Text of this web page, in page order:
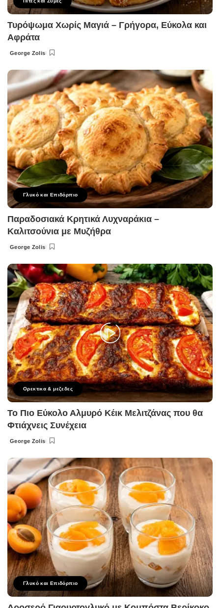
Τυρόψωμα Χωρίς Μαγιά – Γρήγορα, Εύκολα και
Αφράτα
Posted
George Zolis
Γλυκό και Επιδόρπιο
Παραδοσιακά Κρητικά Λυχναράκια –
Καλιτσούνια με Μυζήθρα
Posted
George Zolis
Ορεκτικα & μεζεδες
Το Πιο Εύκολο Αλμυρό Κέικ Μελιτζάνας που θα
Φτιάχνεις Συνέχεια
Posted
George Zolis
Γλυκό και Επιδόρπιο